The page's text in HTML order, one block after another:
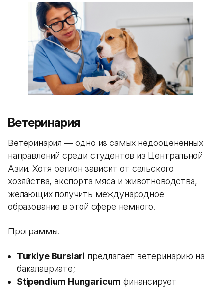
Ветеринария
Ветеринария — одно из самых недооцененных
направлений среди студентов из Центральной
Азии. Хотя регион зависит от сельского
хозяйства, экспорта мяса и животноводства,
желающих получить международное
образование в этой сфере немного.
Программы:
Turkiye Burslari предлагает ветеринарию на
бакалавриате;
Stipendium Hungaricum финансирует